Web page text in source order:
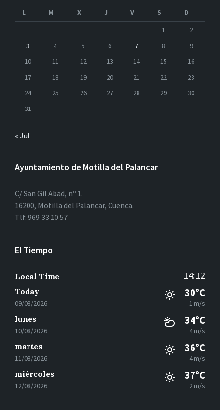
L
M X J V S
D
1
2
3
4 5 6 7 8
9
10
11 12 13 14 15
16
17
18 19 20 21 22
23
24
25 26 27 28 29
30
31
« Jul
Ayuntamiento de Motilla del Palancar
C/ San Gil Abad, nº 1.
16200, Motilla del Palancar, Cuenca.
Tlf: 969 33 10 57
El Tiempo
Local Time 14:12
Today
09/08/2026
30°C
1 m/s
lunes
10/08/2026
34°C
4 m/s
martes
11/08/2026
36°C
4 m/s
miércoles
12/08/2026
37°C
2 m/s